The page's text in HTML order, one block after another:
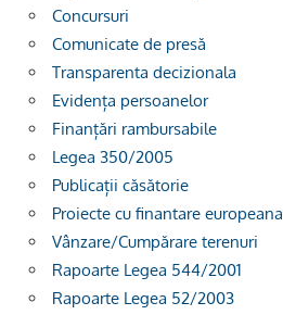
Concursuri
Comunicate de presă
Transparenta decizionala
Evidența persoanelor
Finanțări rambursabile
Legea 350/2005
Publicații căsătorie
Proiecte cu finantare europeana
Vânzare/Cumpărare terenuri
Rapoarte Legea 544/2001
Rapoarte Legea 52/2003